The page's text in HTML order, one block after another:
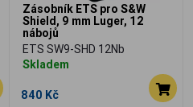
Zásobník ETS pro S&W
Shield, 9 mm Luger, 12
nábojů
ETS SW9-SHD 12Nb
Skladem
840 Kč